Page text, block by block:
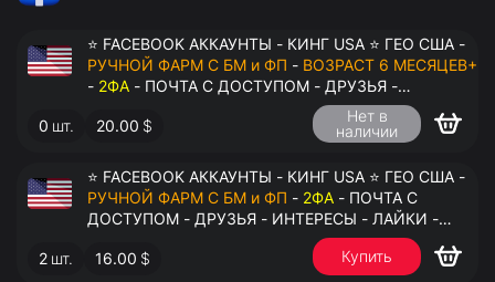
⭐ FACEBOOK АККАУНТЫ - КИНГ USA ⭐ ГЕО США -
РУЧНОЙ ФАРМ С БМ и ФП - ВОЗРАСТ 6 МЕСЯЦЕВ+
- 2ФА - ПОЧТА С ДОСТУПОМ - ДРУЗЬЯ -
ИНТЕРЕСЫ - ЛАЙКИ - КОММЕНТАРИИ - ПЕРЕДАЧА
В АНТИДЕТЕКТ
0 шт. 20.00 $
Нет в
наличии
⭐ FACEBOOK АККАУНТЫ - КИНГ USA ⭐ ГЕО США -
РУЧНОЙ ФАРМ С БМ и ФП - 2ФА - ПОЧТА С
ДОСТУПОМ - ДРУЗЬЯ - ИНТЕРЕСЫ - ЛАЙКИ -
КОММЕНТАРИИ - ПЕРЕДАЧА В АНТИДЕТЕКТ
2 шт. 16.00 $ Купить